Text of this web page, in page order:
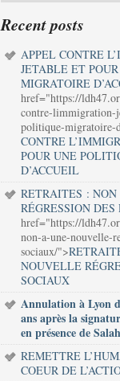
Recent posts
APPEL CONTRE
JETABLE ET
MIGRATOIRE
href="https://
contre-limmigration-
politique-migratoire-
CONTRE
POUR UNE
D’ACCUEIL
RETRAITES :
RÉGRESSION
href="https://
non-a-une-nouvelle-
sociaux/">
NOUVELLE
SOCIAUX
Annulation à Lyon
ans après la
en présence de
REMETTRE
COEUR DE